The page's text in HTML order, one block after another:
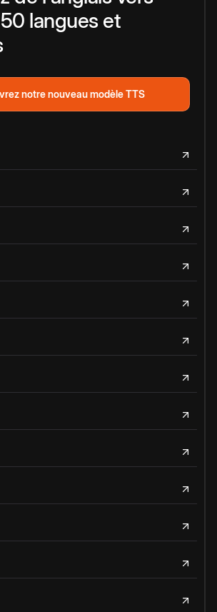
langues et
notre nouveau modèle TTS